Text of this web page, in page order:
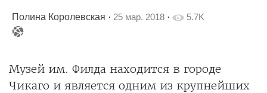
Полина Королевская · 25 мар. 2018 · 5.7K
Музей им. Филда находится в городе
Чикаго и является одним из крупнейших